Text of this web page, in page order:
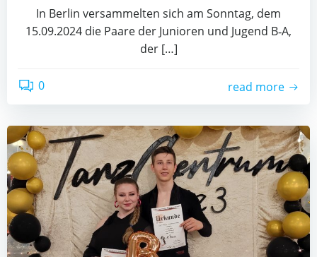
In Ber­lin ver­sam­mel­ten sich am Sonn­tag, dem
15.09.2024 die Paa­re der Junio­ren und Jugend B‑A,
der […]
0 read more